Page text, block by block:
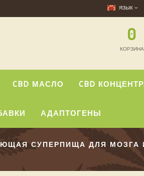
ЯЗЫК
0
КОРЗИНА
CBD МАСЛО CBD
АДАПТОГЕНЫ
СУПЕРПИЩА ДЛЯ МОЗГА